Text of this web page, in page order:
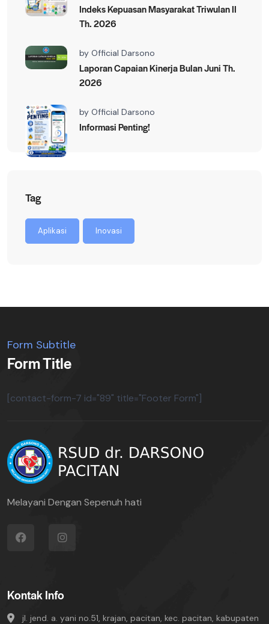
Indeks Kepuasan Masyarakat Triwulan II
Th. 2026
by Official Darsono
Laporan Capaian Kinerja Bulan Juni Th.
2026
by Official Darsono
Informasi Penting!
Tag
Aplikasi Inovasi
Form Subtitle
Form Title
[contact-form-7 id="89" title="Footer Form"]
Melayani Dengan Sepenuh hati
Kontak Info
jl. jend. a. yani no.51, krajan, pacitan, kec. pacitan, kabupaten